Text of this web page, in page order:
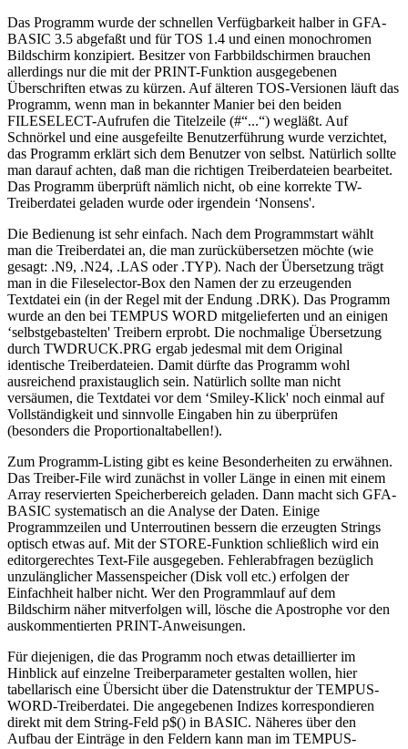
Das Programm wurde der schnellen Verfügbarkeit halber in GFA-
BASIC 3.5 abgefaßt und für TOS 1.4 und einen monochromen
Bildschirm konzipiert. Besitzer von Farbbildschirmen brauchen
allerdings nur die mit der PRINT-Funktion ausgegebenen
Überschriften etwas zu kürzen. Auf älteren TOS-Versionen läuft das
Programm, wenn man in bekannter Manier bei den beiden
FILESELECT-Aufrufen die Titelzeile (#“...“) wegläßt. Auf
Schnörkel und eine ausgefeilte Benutzerführung wurde verzichtet,
das Programm erklärt sich dem Benutzer von selbst. Natürlich sollte
man darauf achten, daß man die richtigen Treiberdateien bearbeitet.
Das Programm überprüft nämlich nicht, ob eine korrekte TW-
Treiberdatei geladen wurde oder irgendein ‘Nonsens'.
Die Bedienung ist sehr einfach. Nach dem Programmstart wählt
man die Treiberdatei an, die man zurückübersetzen möchte (wie
gesagt: .N9, .N24, .LAS oder .TYP). Nach der Übersetzung trägt
man in die Fileselector-Box den Namen der zu erzeugenden
Textdatei ein (in der Regel mit der Endung .DRK). Das Programm
wurde an den bei TEMPUS WORD mitgelieferten und an einigen
‘selbstgebastelten' Treibern erprobt. Die nochmalige Übersetzung
durch TWDRUCK.PRG ergab jedesmal mit dem Original
identische Treiberdateien. Damit dürfte das Programm wohl
ausreichend praxistauglich sein. Natürlich sollte man nicht
versäumen, die Textdatei vor dem ‘Smiley-Klick' noch einmal auf
Vollständigkeit und sinnvolle Eingaben hin zu überprüfen
(besonders die Proportionaltabellen!).
Zum Programm-Listing gibt es keine Besonderheiten zu erwähnen.
Das Treiber-File wird zunächst in voller Länge in einen mit einem
Array reservierten Speicherbereich geladen. Dann macht sich GFA-
BASIC systematisch an die Analyse der Daten. Einige
Programmzeilen und Unterroutinen bessern die erzeugten Strings
optisch etwas auf. Mit der STORE-Funktion schließlich wird ein
editorgerechtes Text-File ausgegeben. Fehlerabfragen bezüglich
unzulänglicher Massenspeicher (Disk voll etc.) erfolgen der
Einfachheit halber nicht. Wer den Programmlauf auf dem
Bildschirm näher mitverfolgen will, lösche die Apostrophe vor den
auskommentierten PRINT-Anweisungen.
Für diejenigen, die das Programm noch etwas detaillierter im
Hinblick auf einzelne Treiberparameter gestalten wollen, hier
tabellarisch eine Übersicht über die Datenstruktur der TEMPUS-
WORD-Treiberdatei. Die angegebenen Indizes korrespondieren
direkt mit dem String-Feld p$() in BASIC. Näheres über den
Aufbau der Einträge in den Feldern kann man im TEMPUS-